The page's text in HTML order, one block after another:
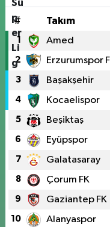
# Takım
1 Amed
2 Erzurumspor
3 Başakşehir
4 Kocaelispor
5 Beşiktaş
6 Eyüpspor
7 Galatasaray
8 Çorum FK
9 Gaziantep FK
10 Alanyaspor